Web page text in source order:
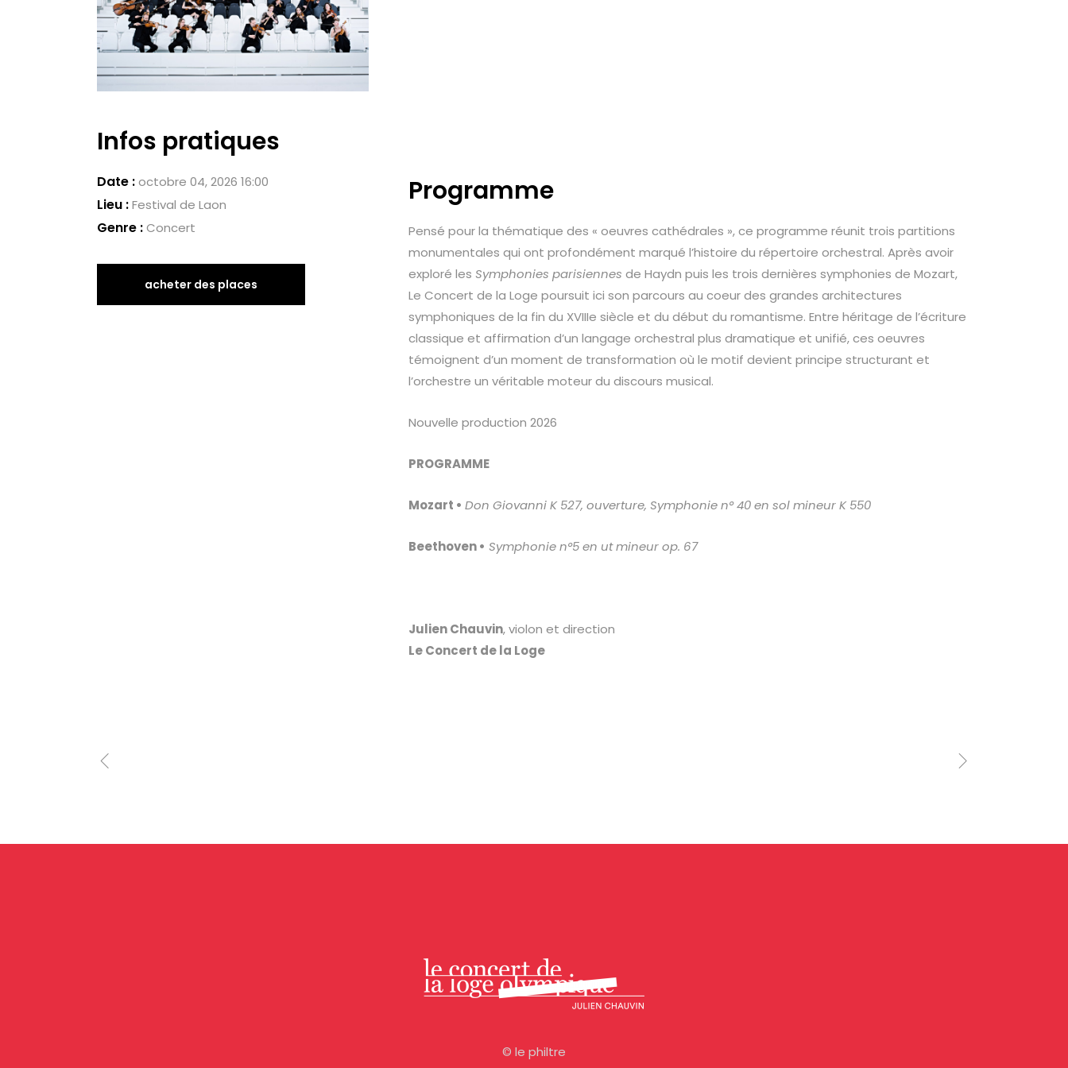
Infos pratiques
Date :octobre 04, 2026 16:00
Lieu :Festival de Laon
Genre :Concert
acheter des places
Programme
Pensé pour la thématique des « oeuvres cathédrales », ce programme réunit trois partitions
monumentales qui ont profondément marqué l’histoire du répertoire orchestral. Après avoir
exploré les Symphonies parisiennes de Haydn puis les trois dernières symphonies de Mozart,
Le Concert de la Loge poursuit ici son parcours au coeur des grandes architectures
symphoniques de la fin du XVIIIe siècle et du début du romantisme. Entre héritage de l’écriture
classique et affirmation d’un langage orchestral plus dramatique et unifié, ces oeuvres
témoignent d’un moment de transformation où le motif devient principe structurant et
l’orchestre un véritable moteur du discours musical.
Nouvelle production 2026
PROGRAMME
Mozart • Don Giovanni K 527, ouverture, Symphonie n° 40 en sol mineur K 550
Beethoven • Symphonien°5 en ut mineur op. 67
Julien Chauvin, violon et direction
Le Concert de la Loge
© le philtre